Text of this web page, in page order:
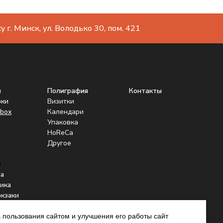
г. Минск, ул. Володько 30, пом. 421
Контакты
Полиграфия
Визитки
Календари
Упаковка
HoReCa
Другое
сайтом и улучшения его работы сайт